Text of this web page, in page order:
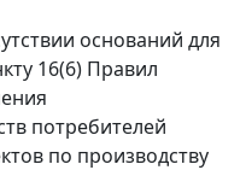
оснований для
16(6) Правил
потребителей
по производству